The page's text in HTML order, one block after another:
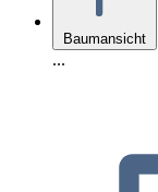
Baumansicht
...